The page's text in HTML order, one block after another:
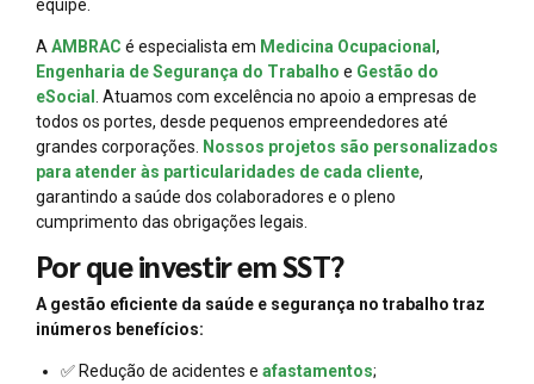
equipe.
A AMBRAC é especialista em Medicina Ocupacional ,
Engenharia de Segurança do Trabalho e Gestão do
eSocial
. Atuamos com excelência no apoio a empresas de
todos os portes, desde pequenos empreendedores até
grandes corporações.
Nossos projetos são personalizados
para atender às particularidades de cada cliente,
garantindo a saúde dos colaboradores e o pleno
cumprimento das obrigações legais.
Por que investir em SST?
A gestão eficiente da saúde e segurança no trabalho traz
inúmeros benefícios:
✅ Redução de acidentes e afastamentos;